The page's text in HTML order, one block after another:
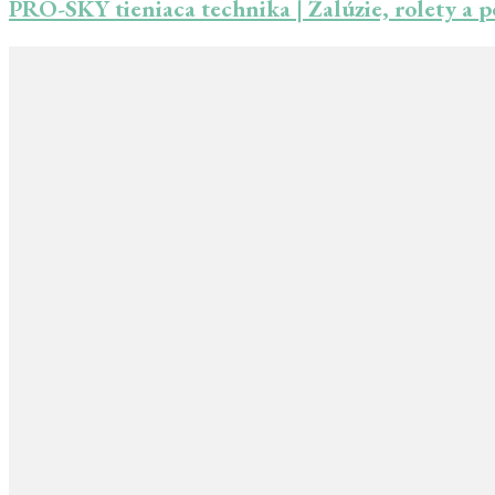
PRO-SKY tieniaca technika | Žalúzie, rolety a